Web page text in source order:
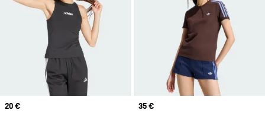
Price
20 €
Price
35 €